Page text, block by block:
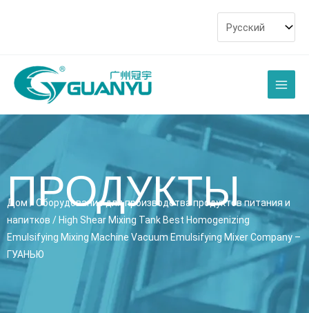
ПРОДУКТЫ
Дом
Оборудование для производства продуктов питания и
напитков / High Shear Mixing Tank Best Homogenizing
Emulsifying Mixing Machine Vacuum Emulsifying Mixer Company –
ГУАНЬЮ